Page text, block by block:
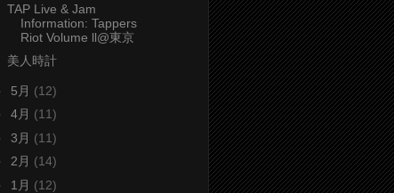
TAP Live & Jam
Information: Tappers
Riot Volume ll@東京
美人時計
5月 (12)
4月 (11)
3月 (11)
2月 (14)
1月 (12)